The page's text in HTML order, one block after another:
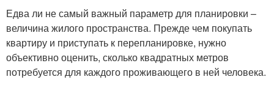
Едва ли не самый важный параметр для планировки –
величина жилого пространства. Прежде чем покупать
квартиру и приступать к перепланировке, нужно
объективно оценить, сколько квадратных метров
потребуется для каждого проживающего в ней человека.